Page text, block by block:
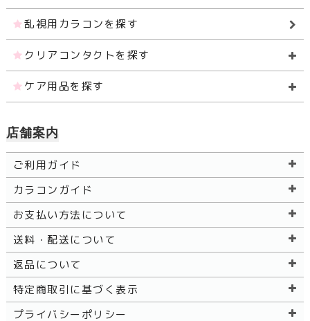
乱視用カラコンを探す
クリアコンタクトを探す
ケア用品を探す
店舗案内
ご利用ガイド
カラコンガイド
お支払い方法について
送料・配送について
返品について
特定商取引に基づく表示
プライバシーポリシー